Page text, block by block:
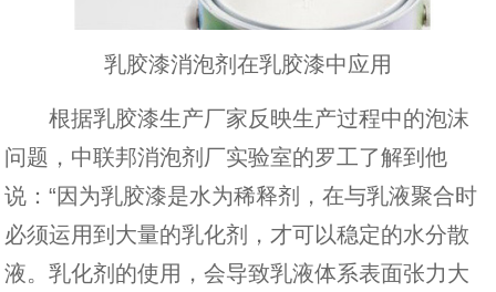
乳胶漆消泡剂在乳胶漆中应用
根据乳胶漆生产厂家反映生产过程中的泡沫
问题，中联邦消泡剂厂实验室的罗工了解到他
说：“因为乳胶漆是水为稀释剂，在与乳液聚合时
必须运用到大量的乳化剂，才可以稳定的水分散
液。乳化剂的使用，会导致乳液体系表面张力大